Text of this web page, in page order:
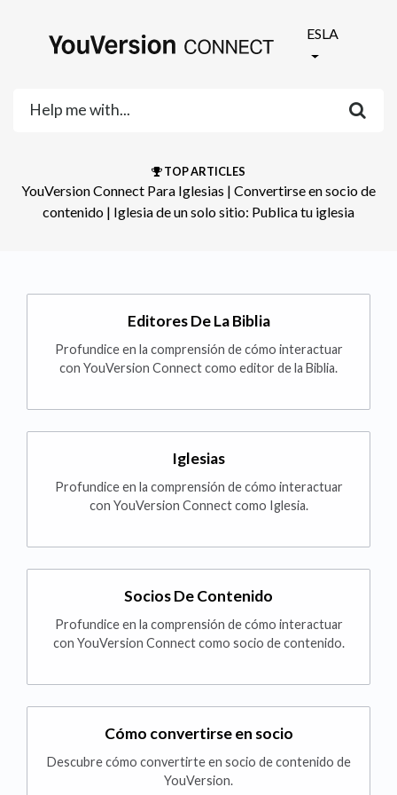
ESLA
TOP ARTICLES
YouVersion Connect Para Iglesias ​ | ​ Convertirse en socio de
contenido ​ | ​ Iglesia de un solo sitio: Publica tu iglesia
Editores De La Biblia
Profundice en la comprensión de cómo interactuar
con YouVersion Connect como editor de la Biblia.
Iglesias
Profundice en la comprensión de cómo interactuar
con YouVersion Connect como Iglesia.
Socios De Contenido
Profundice en la comprensión de cómo interactuar
con YouVersion Connect como socio de contenido.
Cómo convertirse en socio
Descubre cómo convertirte en socio de contenido de
YouVersion.